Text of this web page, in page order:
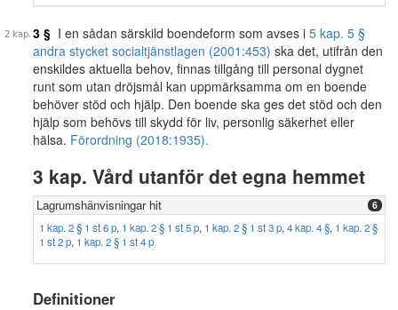
3 § I en sådan särskild boendeform som avses i 5 kap. 5 §
andra stycket socialtjänstlagen (2001:453) ska det, utifrån den
enskildes aktuella behov, finnas tillgång till personal dygnet
runt som utan dröjsmål kan uppmärksamma om en boende
behöver stöd och hjälp. Den boende ska ges det stöd och den
hjälp som behövs till skydd för liv, personlig säkerhet eller
hälsa. Förordning (2018:1935).
3 kap. Vård utanför det egna hemmet
Lagrumshänvisningar hit 6
1 kap. 2 § 1 st 6 p, 1 kap. 2 § 1 st 5 p, 1 kap. 2 § 1 st 3 p, 4 kap. 4 §, 1 kap. 2 §
1 st 2 p, 1 kap. 2 § 1 st 4 p
Definitioner